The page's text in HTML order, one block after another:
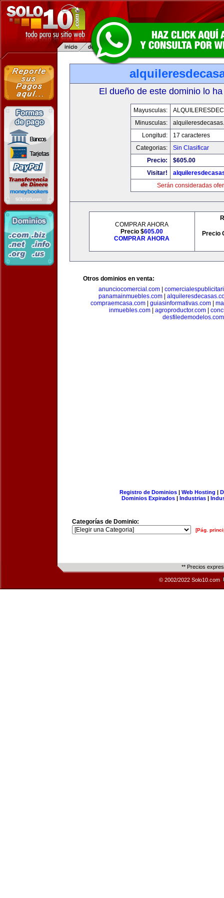
El dueño de este dominio lo
Mayusculas:
Minusculas:
Longitud:
17 caracteres
Categorias:
Sin Clasificar
Precio:
$605.00
Visitar!
Serán consideradas
COMPRAR AHORA
Precio $605.00
COMPRAR AHORA
Precio
Otros dominios en venta:
anunciocomercial.com
panamainmuebles.com|
compraemcasa.com
guiasinformativas.com
inmuebles.com
agroproductor.com
desfiledemodelos.com
Registro de Dominios| Web Hosting |
Dominios Expirados | Industrias |
Categorías de Dominio:
[Pág.
** Precios
© 2002/2022 Solo10.com